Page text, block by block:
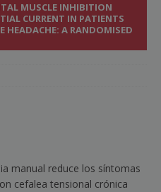
MUSCLE INHIBITION
CURRENT IN PATIENTS
HEADACHE: A RANDOMISED
manual reduce los síntomas
cefalea tensional crónica